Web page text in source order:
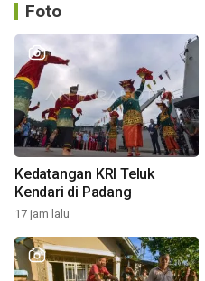
Foto
Kedatangan KRI Teluk
Kendari di Padang
17 jam lalu